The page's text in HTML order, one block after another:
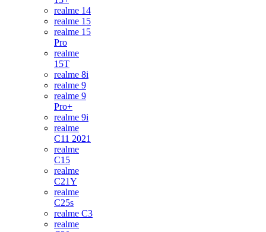
realme 14
realme 15
realme 15
Pro
realme
15T
realme 8i
realme 9
realme 9
Pro+
realme 9i
realme
C11 2021
realme
C15
realme
C21Y
realme
C25s
realme C3
realme